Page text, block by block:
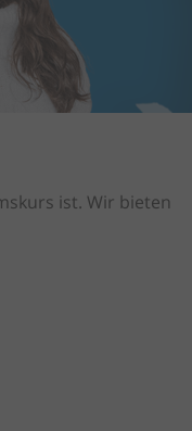
ist. Wir bieten